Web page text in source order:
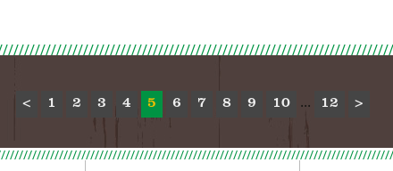
< 1 2 3 4 5 6 7 8 9 10 ... 12 >